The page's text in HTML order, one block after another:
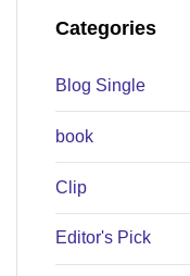
Categories
Blog Single
book
Clip
Editor's Pick